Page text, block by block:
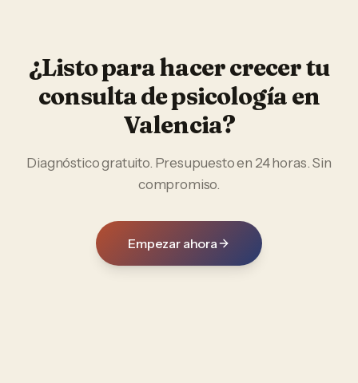
¿Listo para hacer crecer tu
consulta de psicologíaen
Valencia?
Diagnóstico gratuito. Presupuesto en 24 horas. Sin
compromiso.
Empezar ahora